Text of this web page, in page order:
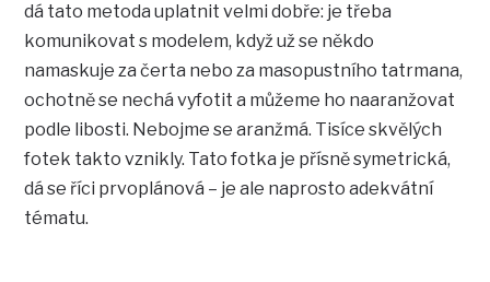
dá tato metoda uplatnit velmi dobře: je třeba
komunikovat s modelem, když už se někdo
namaskuje za čerta nebo za masopustního tatrmana,
ochotně se nechá vyfotit a můžeme ho naaranžovat
podle libosti. Nebojme se aranžmá. Tisíce skvělých
fotek takto vznikly. Tato fotka je přísně symetrická,
dá se říci prvoplánová – je ale naprosto adekvátní
tématu.